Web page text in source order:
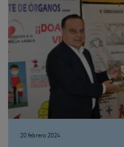
20 febrero 2024